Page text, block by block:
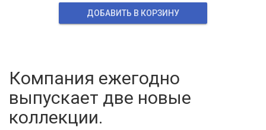
ДОБАВИТЬ В КОРЗИНУ
Компания ежегодно
выпускает две новые
коллекции.